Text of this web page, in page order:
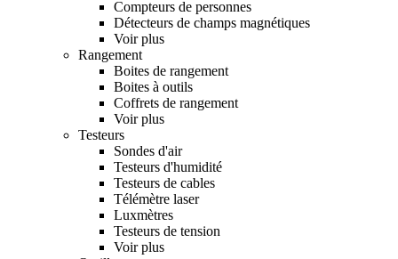
Compteurs de personnes
Détecteurs de champs magnétiques
Voir plus
Rangement
Boites de rangement
Boites à outils
Coffrets de rangement
Voir plus
Testeurs
Sondes d'air
Testeurs d'humidité
Testeurs de cables
Télémètre laser
Luxmètres
Testeurs de tension
Voir plus